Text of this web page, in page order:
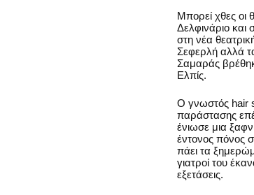
Μπορεί χθες οι
Δελφινάριο και
στη νέα
Σεφερλή αλλά
Σαμαράς
Ελπίς.
O γνωστός hair
παράστασης
ένιωσε μια
έντονος πόνος
πάει τα
γιατροί του
εξετάσεις.